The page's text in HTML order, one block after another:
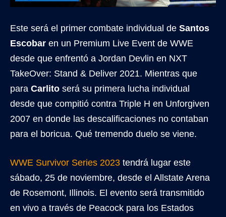
Este será el primer combate individual de Santos
Escobar en un Premium Live Event de WWE
desde que enfrentó a Jordan Devlin en NXT
TakeOver: Stand & Deliver 2021. Mientras que
para Carlito será su primera lucha individual
desde que compitió contra Triple H en Unforgiven
2007 en donde las descalificaciones no contaban
para el boricua. Qué tremendo duelo se viene.
WWE Survivor Series 2023 tendrá lugar este
sábado, 25 de noviembre, desde el Allstate Arena
de Rosemont, Illinois. El evento será transmitido
en vivo a través de Peacock para los Estados